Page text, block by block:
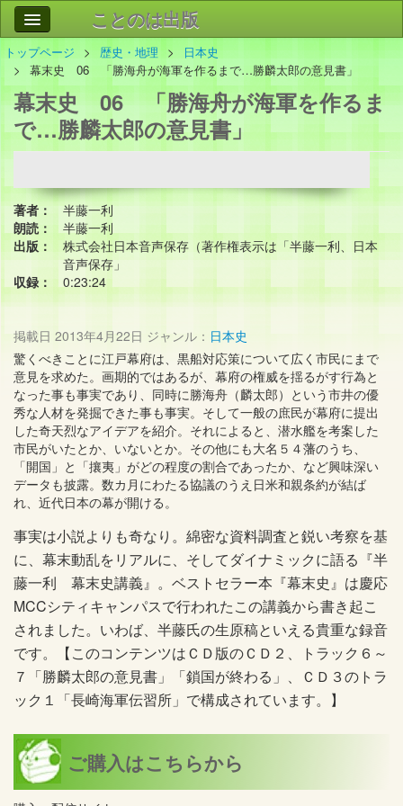
ことのは出版
作品
事業案内
会社情報
お問い合わせ
トップページ 歴史・地理
日本史
幕末史 06 「勝海舟が海軍を作るまで…勝麟太郎の意見書」
幕末史 06 「勝海舟が海軍を作るま
で…勝麟太郎の意見書」
著者：
半藤一利
朗読：
半藤一利
出版：
株式会社日本音声保存（著作権表示は「半藤一利、日本
音声保存」
収録：
0:23:24
掲載日 2013年4月22日 ジャンル： 日本史
驚くべきことに江戸幕府は、黒船対応策について広く市民にまで
意見を求めた。画期的ではあるが、幕府の権威を揺るがす行為と
なった事も事実であり、同時に勝海舟（麟太郎）という市井の優
秀な人材を発掘できた事も事実。そして一般の庶民が幕府に提出
した奇天烈なアイデアを紹介。それによると、潜水艦を考案した
市民がいたとか、いないとか。その他にも大名５４藩のうち、
「開国」と「攘夷」がどの程度の割合であったか、など興味深い
データも披露。数カ月にわたる協議のうえ日米和親条約が結ば
れ、近代日本の幕が開ける。
事実は小説よりも奇なり。綿密な資料調査と鋭い考察を基
に、幕末動乱をリアルに、そしてダイナミックに語る『半
藤一利 幕末史講義』。ベストセラー本『幕末史』は慶応
MCCシティキャンパスで行われたこの講義から書き起こ
されました。いわば、半藤氏の生原稿といえる貴重な録音
です。【このコンテンツはＣＤ版のＣＤ２、トラック６～
７「勝麟太郎の意見書」「鎖国が終わる」、ＣＤ３のトラ
ック１「長崎海軍伝習所」で構成されています。】
ご購入はこちらから